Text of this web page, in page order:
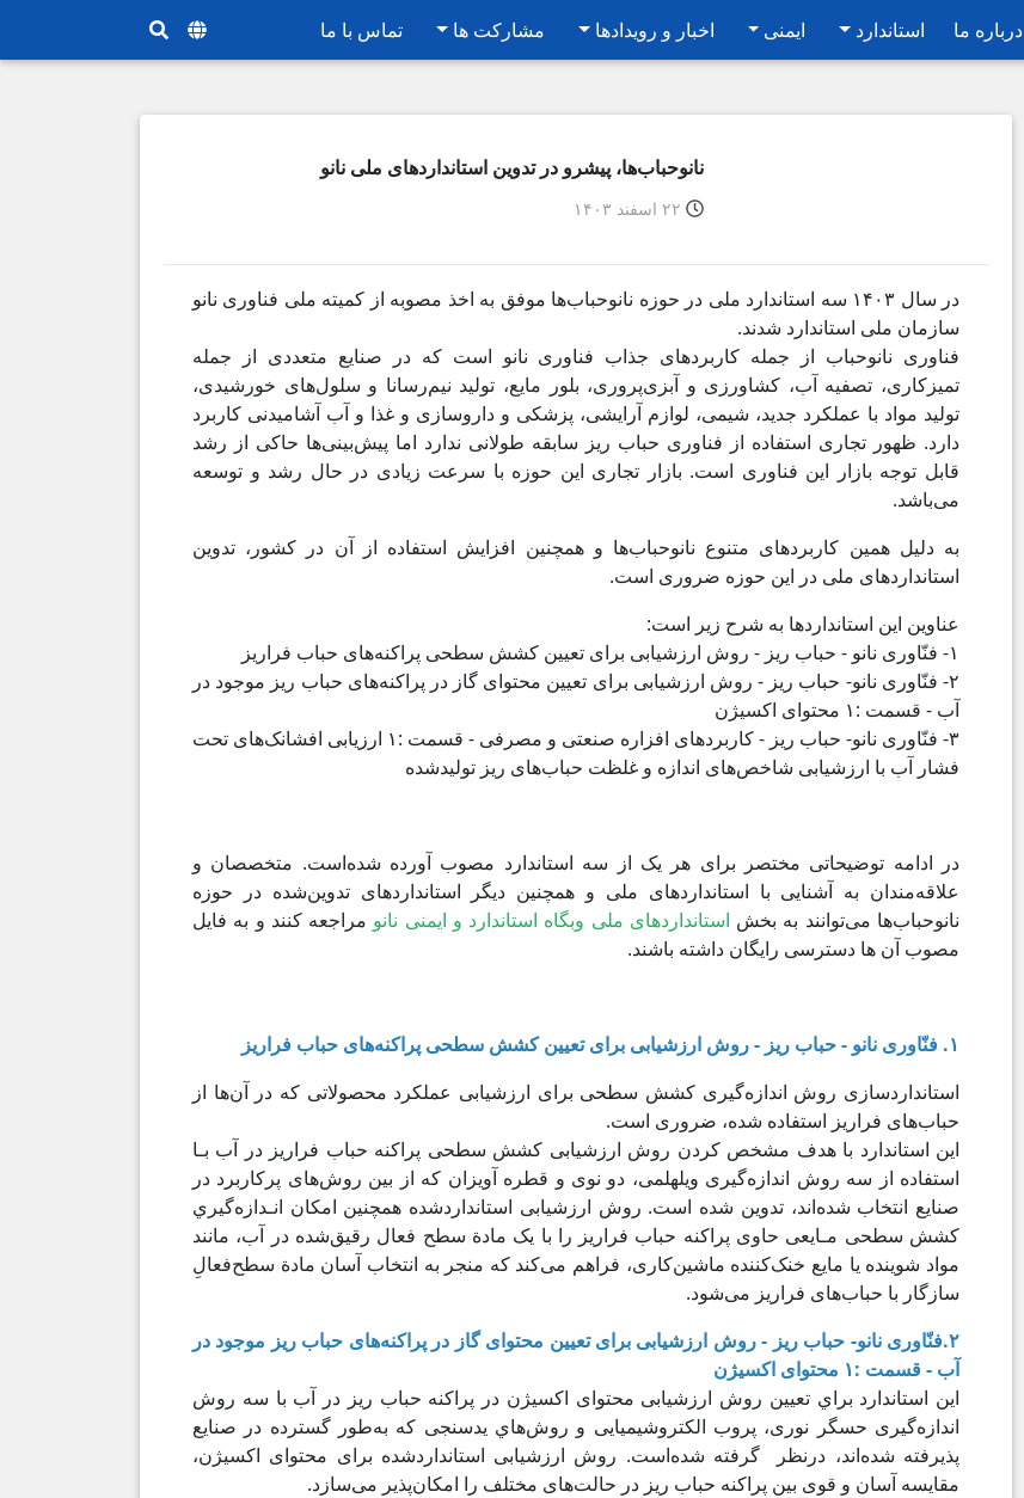
درباره ما استاندارد ایمنی اخبار و رویدادها مشارکت ها تماس با ما
نانوحباب‌ها، پیشرو در تدوین استانداردهای ملی نانو
۲۲ اسفند ۱۴۰۳
در سال ۱۴۰۳ سه استاندارد ملی در حوزه نانوحباب‌ها موفق به اخذ مصوبه از کمیته ملی فناوری نانو
سازمان ملی استاندارد شدند.
فناوری نانوحباب از جمله کاربرد‌های جذاب فناوری نانو است که در صنایع متعددی از جمله
تمیزکاری، تصفیه آب، کشاورزی و آبزی‌پروری، بلور مایع، تولید نیم‌رسانا و سلول‌های خورشیدی،
تولید مواد با عملکرد جدید، شیمی، لوازم آرایشی، پزشکی و داروسازی و غذا و آب آشامیدنی کاربرد
دارد. ظهور تجاری استفاده از فناوری حباب ریز سابقه طولانی ندارد اما پیش‌بینی‌ها حاکی از رشد
قابل توجه بازار این فناوری است. بازار تجاری این حوزه با سرعت زیادی در حال رشد و توسعه
می‌باشد.
به دلیل همین کاربردهای متنوع نانوحباب‌ها و همچنین افزایش استفاده از آن در کشور، تدوین
استانداردهای ملی در این حوزه ضروری است.
عناوین این استانداردها به شرح زیر است:
۱- فنّاوری نانو - حباب ریز - روش ارزشیابی برای تعیین کشش سطحی پراکنه‌های حباب فراریز
۲- فنّاوری نانو- حباب ریز - روش ارزشیابی برای تعیین محتوای گاز در پراکنه‌های حباب ریز موجود در
آب - قسمت :۱ محتوای اکسیژن
۳- فنّاوری نانو- حباب ریز - کاربردهای افزاره صنعتی و مصرفی - قسمت :۱ ارزیابی افشانک‌های تحت
فشار آب با ارزشیابی شاخص‌های اندازه و غلظت حباب‌های ریز تولیدشده
در ادامه توضیحاتی مختصر برای هر یک از سه استاندارد مصوب آورده شده‌است. متخصصان و
علاقه‌مندان به آشنایی با استانداردهای ملی و همچنین دیگر استانداردهای تدوین‌شده در حوزه
نانوحباب‌ها می‌توانند به بخش استانداردهای ملی وبگاه استاندارد و ایمنی نانو مراجعه کنند و به فایل
مصوب آن ها دسترسی رایگان داشته باشند.
۱. فنّاوری نانو - حباب ریز - روش ارزشیابی برای تعیین کشش سطحی پراکنه‌های حباب فراریز
استانداردسازی روش اندازه‌گیری کشش سطحی برای ارزشیابی عملکرد محصولاتی که در آن‌ها از
حباب‌های فراریز استفاده شده، ضروری است.
این استاندارد با هدف مشخص کردن روش ارزشیابی کشش سطحی پراکنه حباب فراریز در آب بـا
استفاده از سه روش اندازه‌گیری ویلهلمی، دو نوی و قطره آویزان که از بین روش‌های پرکاربرد در
صنایع انتخاب شده‌اند، تدوین شده است. روش ارزشیابی استانداردشده همچنین امکان انـدازه‌گیري
کشش سطحی مـایعی حاوی پراکنه حباب فراریز را با یک مادة سطح فعال رقیق‌شده در آب، مانند
مواد شوینده یا مایع خنک‌کننده ماشین‌کاری، فراهم می‌کند که منجر به انتخاب آسان مادة سطح‌فعالِ
سازگار با حباب‌های فراریز می‌شود.
۲.فنّاوری نانو- حباب ریز - روش ارزشیابی برای تعیین محتوای گاز در پراکنه‌های حباب ریز موجود در
آب - قسمت :۱ محتوای اکسیژن
این استاندارد براي تعیین روش ارزشیابی محتوای اکسیژن در پراکنه حباب ریز در آب با سه روش
اندازه‌گیری حسگر نوری، پروب الکتروشیمیایی و روش‌هاي یدسنجی که به‌طور گسترده در صنایع
پذیرفته شده‌اند، درنظر گرفته شده‌است. روش ارزشیابی استانداردشده برای محتوای اکسیژن،
مقایسه آسان و قوی بین پراکنه حباب ریز در حالت‌های مختلف را امکان‌پذیر می‌سازد.